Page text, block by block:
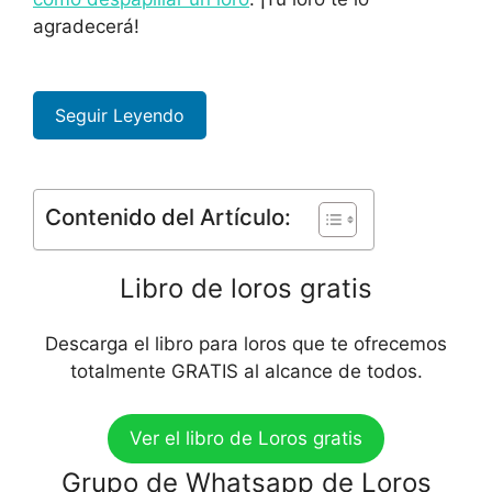
agradecerá!
Seguir Leyendo
Contenido del Artículo:
Libro de loros gratis
Descarga el libro para loros que te ofrecemos
totalmente GRATIS al alcance de todos.
Ver el libro de Loros gratis
Grupo de Whatsapp de Loros